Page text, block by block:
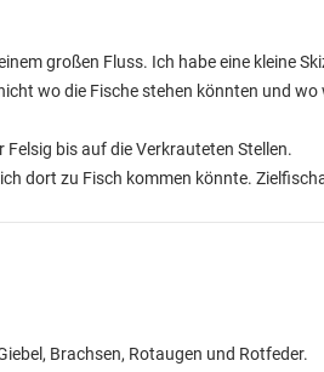
großen Fluss. Ich habe eine kleine
wo die Fische stehen könnten und
Felsig bis auf die Verkrauteten Stellen.
dort zu Fisch kommen könnte.
Brachsen, Rotaugen und Rotfeder.